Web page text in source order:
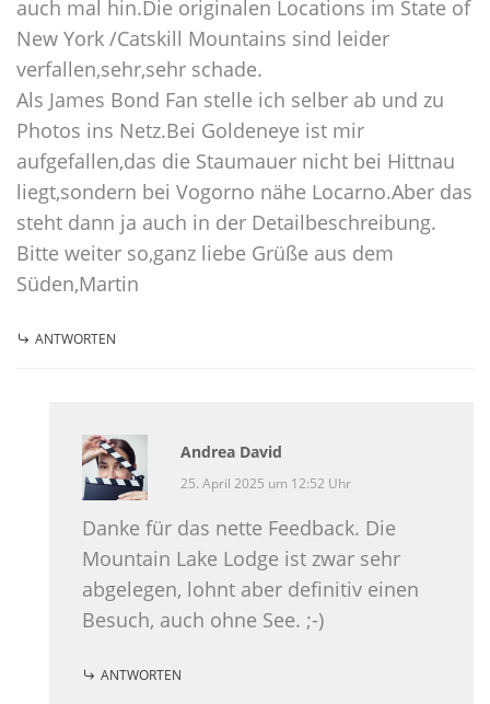
auch mal hin.Die originalen Locations im State of
New York /Catskill Mountains sind leider
verfallen,sehr,sehr schade.
Als James Bond Fan stelle ich selber ab und zu
Photos ins Netz.Bei Goldeneye ist mir
aufgefallen,das die Staumauer nicht bei Hittnau
liegt,sondern bei Vogorno nähe Locarno.Aber das
steht dann ja auch in der Detailbeschreibung.
Bitte weiter so,ganz liebe Grüße aus dem
Süden,Martin
ANTWORTEN
Andrea David
25. April 2025 um 12:52 Uhr
Danke für das nette Feedback. Die
Mountain Lake Lodge ist zwar sehr
abgelegen, lohnt aber definitiv einen
Besuch, auch ohne See. ;-)
ANTWORTEN